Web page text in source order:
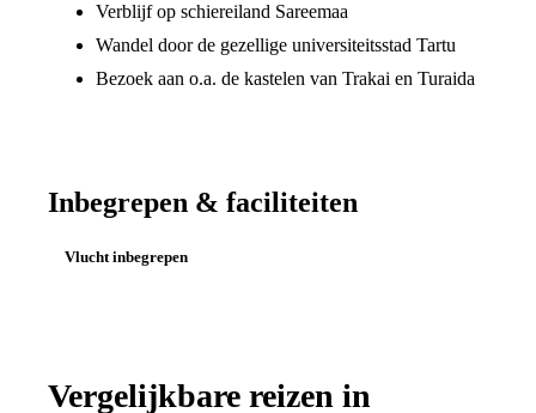
Verblijf op schiereiland Sareemaa
Wandel door de gezellige universiteitsstad Tartu
Bezoek aan o.a. de kastelen van Trakai en Turaida
Inbegrepen & faciliteiten
Vlucht inbegrepen
Vergelijkbare reizen in